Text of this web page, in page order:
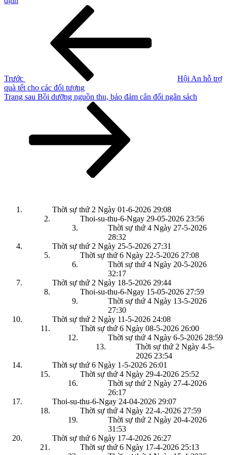
Trước
Hội An hỗ trợ
quà tết cho các đối tượng
Bài
Trang sau Bồi dưỡng nguồn thu, bảo đảm cân đối ngân sách
Thời sự thứ 2 Ngày 01-6-2026 29:08
Thoi-su-thu-6-Ngay 29-05-2026 23:56
Thời sự thứ 4 Ngày 27-5-2026
28:32
Thời sự thứ 2 Ngày 25-5-2026 27:31
Thời sự thứ 6 Ngày 22-5-2026 27:08
Thời sự thứ 4 Ngày 20-5-2026
32:17
Thời sự thứ 2 Ngày 18-5-2026 29:44
Thoi-su-thu-6-Ngay 15-05-2026 27:59
Thời sự thứ 4 Ngày 13-5-2026
27:30
Thời sự thứ 2 Ngày 11-5-2026 24:08
Thời sự thứ 6 Ngày 08-5-2026 26:00
Thời sự thứ 4 Ngày 6-5-2026 28:59
Thời sự thứ 2 Ngày 4-5-
2026 23:54
Thời sự thứ 6 Ngày 1-5-2026 26:01
Thời sự thứ 4 Ngày 29-4-2026 25:52
Thời sự thứ 2 Ngày 27-4-2026
26:17
Thoi-su-thu-6-Ngay 24-04-2026 29:07
Thời sự thứ 4 Ngày 22-4.-2026 27:59
Thời sự thứ 2 Ngày 20-4-2026
31:53
Thời sự thứ 6 Ngày 17-4-2026 26:27
Thời sự thứ 6 Ngày 17-4-2026 25:13